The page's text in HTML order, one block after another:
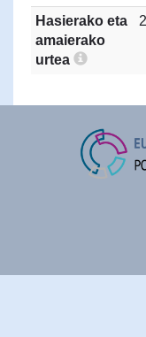
Hasierako eta
amaierako
urtea